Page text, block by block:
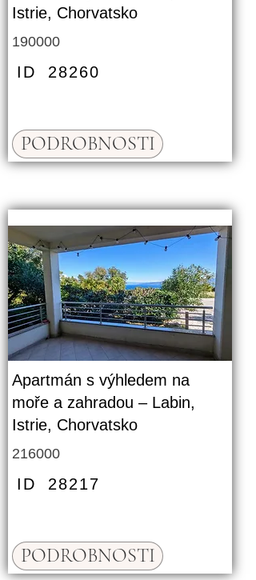
Istrie, Chorvatsko
190000
ID 28260
PODROBNOSTI
Apartmán s výhledem na
moře a zahradou – Labin,
Istrie, Chorvatsko
216000
ID 28217
PODROBNOSTI